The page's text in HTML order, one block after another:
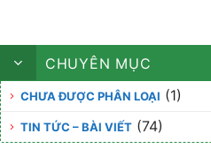
CHUYÊN MỤC
CHƯA ĐƯỢC PHÂN LOẠI (1)
TIN TỨC – BÀI VIẾT (74)